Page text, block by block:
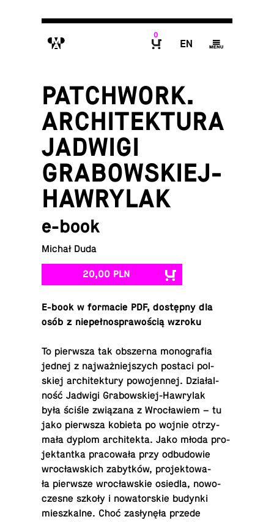
M
0
E g
PATCHWORK.
ARCHITEKTURA
JADWIGI
GRABOWSKIEJ-
HAWRYLAK
e-book
Michał Duda
20,00 PLN
E-book w for­ma­cie PDF, do­stęp­ny dla
osób z nie­peł­no­spra­wo­ścią wzroku
To pierw­sza tak ob­szer­na mo­no­gra­fia
jednej z naj­waż­niej­szych postaci pol­
skiej ar­chi­tek­tu­ry po­wo­jen­nej. Dzia­łal­
ność Jadwigi Gra­bow­skiej-Haw­ry­lak
była ściśle zwią­za­na z Wro­cła­wiem – tu
jako pierw­sza kobieta po wojnie otrzy­
ma­ła dyplom ar­chi­tek­ta. Jako młoda pro­
jek­tant­ka pra­co­wa­ła przy od­bu­do­wie
wro­cław­skich za­byt­ków, pro­jek­to­wa­
ła pierw­sze wro­cław­skie osiedla, no­wo­
cze­sne szkoły i no­wa­tor­skie budynki
miesz­kal­ne. Choć za­sły­nę­ła przede